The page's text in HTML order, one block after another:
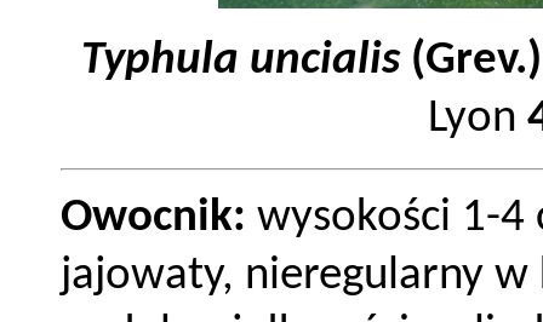
Typhula uncialis
Lyon
Owocnik: wysokości 1-
jajowaty, nieregularny w